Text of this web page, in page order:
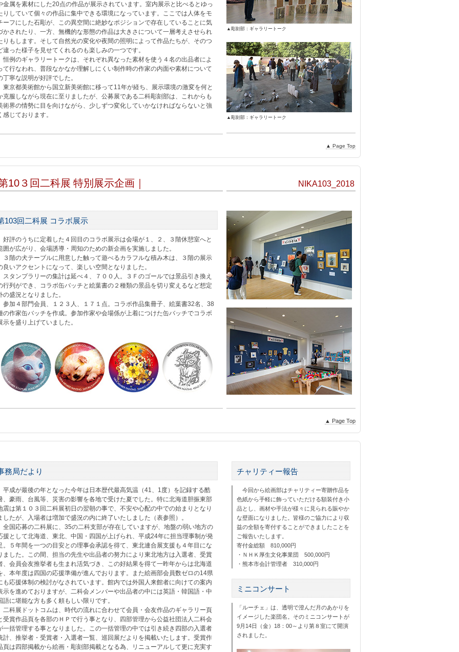
金属を素材にした20点の作品が展示されています。室内展示と比べるとゆっ
りしていて個々の作品に集中できる環境になっています。ここでは人体をモ
ーフにした石彫が、この異空間に絶妙なポジションで存在していることに気
かされたり、一方、無機的な形態の作品は大きさについて一層考えさせられ
りもします。そして自然光の変化や夜間の照明によって作品たちが、そのつ
違った様子を見せてくれるのも楽しみの一つです。
例のギャラリートークは、それぞれ異なった素材を使う４名の出品者によ
て行なわれ、普段なかなか理解しにくい制作時の作家の内面や素材について
丁寧な説明が好評でした。
京都美術館から国立新美術館に移って11年が経ち、展示環境の激変を何と
克服しながら現在に至りましたが、公募展である二科彫刻部は、これからも
術界の情勢に目を向けながら、少しずつ変化していかなければならないと強
感じております。
▲彫刻部：ギャラリートーク
▲彫刻部：ギャラリートーク
▲ Page Top
10３回二科展 特別展示企画｜
103回二科展 コラボ展示
評のうちに定着した４回目のコラボ展示は会場が１、２、３階休憩室へと
囲が広がり、会場誘導・周知のための新企画を実施しました。
階の犬テーブルに用意した触って遊べるカラフルな積み木は、３階の展示
良いアクセントになって、楽しい空間となりました。
タンプラリーの集計は延べ４、７００人。３Ｆのゴールでは景品引き換え
行列ができ、コラボ缶バッチと絵葉書の２種類の景品を切り変えるなど想定
の盛況となりました。
加４部門会員、１２３人、１７１点。コラボ作品集冊子、絵葉書32名、38
の作家缶バッチを作成。参加作家や会場係が上着につけた缶バッチでコラボ
示を盛り上げていました。
NIKA103_2018
▲ Page Top
務局だより
成が最後の年となった今年は日本歴代最高気温（41、1度）を記録する酷
、豪雨、台風等、災害の影響を各地で受けた夏でした。特に北海道胆振東部
震は第１０３回二科展初日の翌朝の事で、不安や心配の中での始まりとなり
したが、入場者は増加で盛況の内に終了いたしました（表参照）。
国応募の二科展に、35の二科支部が存在していますが、地盤の弱い地方の
援として北海道、東北、中国・四国が上げられ、平成24年に担当理事制が発
。５年間を一つの目安との理事会承認を得て、東北連合展支援も４年目にな
ました。この間、担当の先生や出品者の努力により東北地方は入選者、受賞
、会員会友推挙者も生まれ活気づき、この好結果を得て一昨年からは北海道
、本年度は四国の応援準備が進んでおります。また絵画部会員数ゼロの14県
も応援体制の検討がなされています。館内では外国人来館者に向けての案内
示を進めておりますが、二科会メンバーや出品者の中には英語・韓国語・中
語に堪能な方も多く頼もしい限りです。
科展ドットコムは、時代の流れに合わせて会員・会友作品のギャラリー頁
受賞作品頁を各部のＨＰで行う事となり、四部管理から公益社団法人二科会
一括管理する事となりました。この一括管理の中では引き続き四部の入選者
計、推挙者・受賞者・入選者一覧、巡回展だよりを掲載いたします。受賞作
頁は四部掲載から絵画・彫刻部掲載となる為、リニューアルして更に充実す
チャリティー報告
今回から絵画部はチャリティー寄贈作品を
色紙から手軽に飾っていただける額装付き小
品とし、画材や手法が様々に見られる賑やか
な壁面になりました。皆様のご協力により収
益の全額を寄付することができましたことを
ご報告いたします。
寄付金総額 810,000円
・ＮＨＫ厚生文化事業団 500,000円
・熊本市会計管理者 310,000円
ミニコンサート
「ルーチェ」は、透明で澄んだ月のあかりを
イメージした楽団名。 その ミニコンサートが
9月14日（金）18：00～より第８室にて開演
されました。